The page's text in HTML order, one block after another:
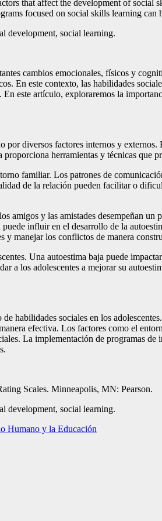
that affect the development of social
focused on social skills learning
development, social learning.
cambios emocionales, físicos y
En este contexto, las habilidades
este artículo, exploraremos la
diversos factores internos y
herramientas y técnicas que
familiar. Los patrones de
de la relación pueden facilitar o
amigos y las amistades desempeñan
influir en el desarrollo de la
y manejar los conflictos de manera
Una autoestima baja puede
los adolescentes a mejorar su
habilidades sociales en los
efectiva. Los factores como el
La implementación de programas
Scales. Minneapolis, MN: Pearson.
development, social learning.
Humano y la Educación